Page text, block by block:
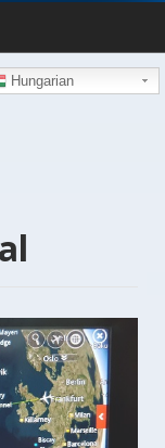
Hungarian